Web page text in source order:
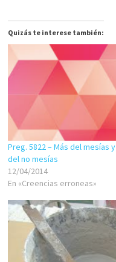
Quizás te interese también:
Preg. 5822 – Más del mesías y
del no mesías
12/04/2014
En «Creencias erroneas»